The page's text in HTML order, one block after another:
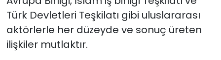
Türk Devletleri Teşkilatı gibi uluslararası
aktörlerle her düzeyde ve sonuç üreten
ilişkiler mutlaktır.